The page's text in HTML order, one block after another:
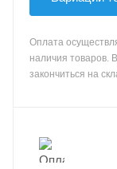
Оплата
наличия товаров.
закончиться на